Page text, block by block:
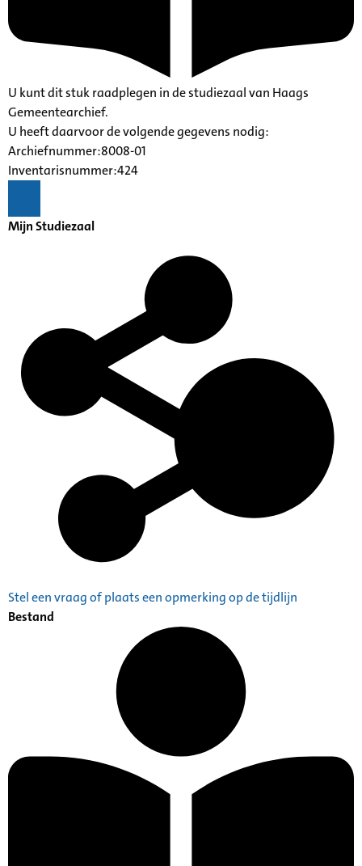
U kunt dit stuk raadplegen in de studiezaal van Haags
Gemeentearchief.
U heeft daarvoor de volgende gegevens nodig:
Archiefnummer:8008-01
Inventarisnummer:424
Mijn Studiezaal
Stel een vraag of plaats een opmerking op de tijdlijn
Bestand